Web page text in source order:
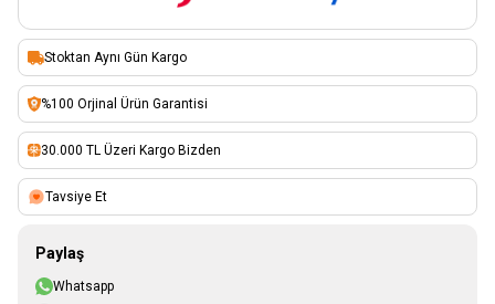
Stoktan Aynı Gün Kargo
%100 Orjinal Ürün Garantisi
30.000 TL Üzeri Kargo Bizden
Tavsiye Et
Paylaş
Whatsapp